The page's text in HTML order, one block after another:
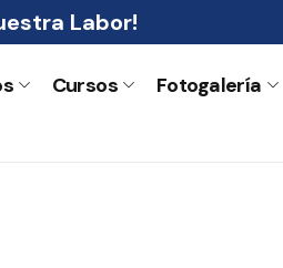
Labor!
Cursos Fotogalería